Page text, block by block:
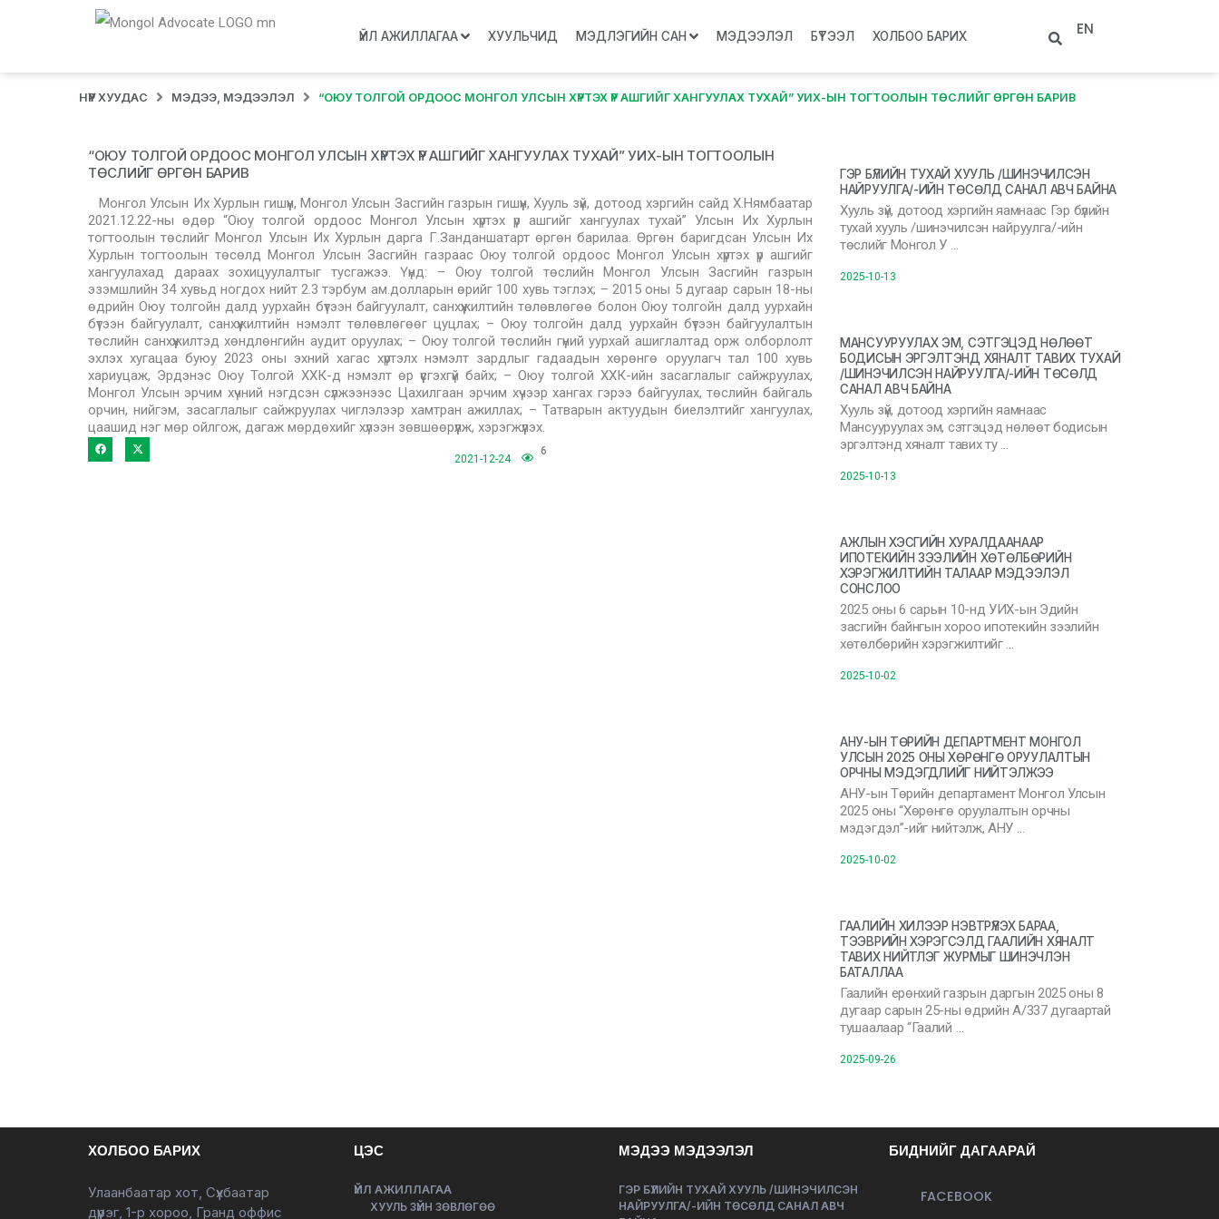
ҮЙЛ АЖИЛЛАГАА ХУУЛЬЧИД МЭДЛЭГИЙН САН МЭДЭЭЛЭЛ БҮТЭЭЛ ХОЛБОО БАРИХ EN
НҮҮР ХУУДАС МЭДЭЭ, МЭДЭЭЛЭЛ “ОЮУ ТОЛГОЙ ОРДООС МОНГОЛ УЛСЫН ХҮРТЭХ ҮР АШГИЙГ ХАНГУУЛАХ ТУХАЙ” УИХ-ЫН ТОГТООЛЫН ТӨСЛИЙГ ӨРГӨН БАРИВ
“ОЮУ ТОЛГОЙ ОРДООС МОНГОЛ УЛСЫН ХҮРТЭХ ҮР АШГИЙГ ХАНГУУЛАХ ТУХАЙ” УИХ-ЫН ТОГТООЛЫН
ТӨСЛИЙГ ӨРГӨН БАРИВ
Монгол Улсын Их Хурлын гишүүн, Монгол Улсын Засгийн газрын гишүүн, Хууль зүй, дотоод хэргийн сайд Х.Нямбаатар
2021.12.22-ны өдөр “Оюу толгой ордоос Монгол Улсын хүртэх үр ашгийг хангуулах тухай” Улсын Их Хурлын
тогтоолын төслийг Монгол Улсын Их Хурлын дарга Г.Занданшатарт өргөн барилаа. Өргөн баригдсан Улсын Их
Хурлын тогтоолын төсөлд Монгол Улсын Засгийн газраас Оюу толгой ордоос Монгол Улсын хүртэх үр ашгийг
хангуулахад дараах зохицуулалтыг тусгажээ. Үүнд: – Оюу толгой төслийн Монгол Улсын Засгийн газрын
эзэмшлийн 34 хувьд ногдох нийт 2.3 тэрбум ам.долларын өрийг 100 хувь тэглэх; – 2015 оны 5 дугаар сарын 18-ны
өдрийн Оюу толгойн далд уурхайн бүтээн байгуулалт, санхүүжилтийн төлөвлөгөө болон Оюу толгойн далд уурхайн
бүтээн байгуулалт, санхүүжилтийн нэмэлт төлөвлөгөөг цуцлах; – Оюу толгойн далд уурхайн бүтээн байгуулалтын
төслийн санхүүжилтэд хөндлөнгийн аудит оруулах; – Оюу толгой төслийн гүний уурхай ашиглалтад орж олборлолт
эхлэх хугацаа буюу 2023 оны эхний хагас хүртэлх нэмэлт зардлыг гадаадын хөрөнгө оруулагч тал 100 хувь
хариуцаж, Эрдэнэс Оюу Толгой ХХК-д нэмэлт өр үүсгэхгүй байх; – Оюу толгой ХХК-ийн засаглалыг сайжруулах,
Монгол Улсын эрчим хүчний нэгдсэн сүлжээнээс Цахилгаан эрчим хүчээр хангах гэрээ байгуулах, төслийн байгаль
орчин, нийгэм, засаглалыг сайжруулах чиглэлээр хамтран ажиллах; – Татварын актуудын биелэлтийг хангуулах,
цаашид нэг мөр ойлгож, дагаж мөрдөхийг хүлээн зөвшөөрүүлж, хэрэгжүүлэх.
2021-12-24
6
ГЭР БҮЛИЙН ТУХАЙ ХУУЛЬ /ШИНЭЧИЛСЭН
НАЙРУУЛГА/-ИЙН ТӨСӨЛД САНАЛ АВЧ БАЙНА
Хууль зүй, дотоод хэргийн яамнаас Гэр бүлийн
тухай хууль /шинэчилсэн найруулга/-ийн
төслийг Монгол У …
2025-10-13
МАНСУУРУУЛАХ ЭМ, СЭТГЭЦЭД НӨЛӨӨТ
БОДИСЫН ЭРГЭЛТЭНД ХЯНАЛТ ТАВИХ ТУХАЙ
/ШИНЭЧИЛСЭН НАЙРУУЛГА/-ИЙН ТӨСӨЛД
САНАЛ АВЧ БАЙНА
Хууль зүй, дотоод хэргийн яамнаас
Мансууруулах эм, сэтгэцэд нөлөөт бодисын
эргэлтэнд хяналт тавих ту …
2025-10-13
АЖЛЫН ХЭСГИЙН ХУРАЛДААНААР
ИПОТЕКИЙН ЗЭЭЛИЙН ХӨТӨЛБӨРИЙН
ХЭРЭГЖИЛТИЙН ТАЛААР МЭДЭЭЛЭЛ
СОНСЛОО
2025 оны 6 сарын 10-нд УИХ-ын Эдийн
засгийн байнгын хороо ипотекийн зээлийн
хөтөлбөрийн хэрэгжилтийг …
2025-10-02
АНУ-ЫН ТӨРИЙН ДЕПАРТМЕНТ МОНГОЛ
УЛСЫН 2025 ОНЫ ХӨРӨНГӨ ОРУУЛАЛТЫН
ОРЧНЫ МЭДЭГДЛИЙГ НИЙТЭЛЖЭЭ
АНУ-ын Төрийн департамент Монгол Улсын
2025 оны “Хөрөнгө оруулалтын орчны
мэдэгдэл”-ийг нийтэлж, АНУ …
2025-10-02
ГААЛИЙН ХИЛЭЭР НЭВТРҮҮЛЭХ БАРАА,
ТЭЭВРИЙН ХЭРЭГСЭЛД ГААЛИЙН ХЯНАЛТ
ТАВИХ НИЙТЛЭГ ЖУРМЫГ ШИНЭЧЛЭН
БАТАЛЛАА
Гаалийн ерөнхий газрын даргын 2025 оны 8
дугаар сарын 25-ны өдрийн А/337 дугаартай
тушаалаар “Гаалий …
2025-09-26
ХОЛБОО БАРИХ
Улаанбаатар хот, Сүхбаатар
дүүрэг, 1-р хороо, Гранд оффис
ЦЭС
ҮЙЛ АЖИЛЛАГАА
ХУУЛЬ ЗҮЙН ЗӨВЛӨГӨӨ
МЭДЭЭ МЭДЭЭЛЭЛ
ГЭР БҮЛИЙН ТУХАЙ ХУУЛЬ /ШИНЭЧИЛСЭН
НАЙРУУЛГА/-ИЙН ТӨСӨЛД САНАЛ АВЧ
БИДНИЙГ ДАГААРАЙ
FACEBOOK